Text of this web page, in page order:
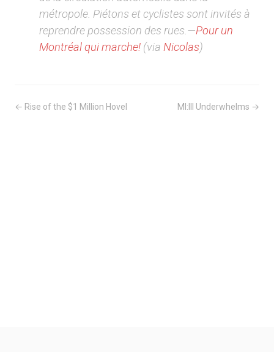
métropole. Piétons et cyclistes sont invités à
reprendre possession des rues.—Pour un
Montréal qui marche! (via Nicolas)
← Rise of the $1 Million Hovel MI:III Underwhelms →